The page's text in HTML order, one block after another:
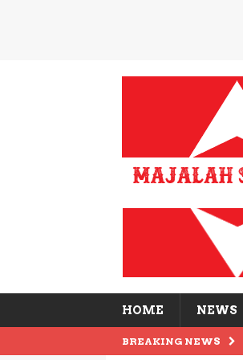
HOME NEWS
BREAKING NEWS